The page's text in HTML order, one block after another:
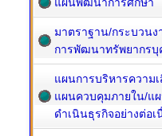
มาตราฐาน/กระบวนง
การพัฒนาทรัพยากรบุ
แผนการบริหารความเ
แผนควบคุมภายใน/แ
ดำเนินธุรกิจอย่างต่อเ